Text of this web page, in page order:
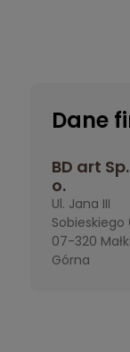
Dane
BD art
o.
Ul. Jana III
Sobieskiego
07-320
Górna